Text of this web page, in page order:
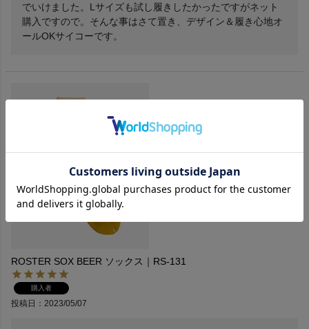
でいけました。Lサイズも試し履きしたかったですがネット
購入ですので。そんな事はさて置き、デザイン＆履き心地オ
ールOKサイコーです。
ROSTER SOX BEER ソックス｜RS-131
購入者
投稿日 2023/05/07